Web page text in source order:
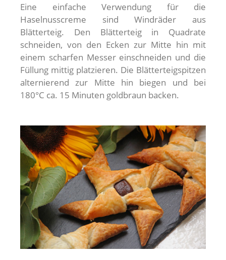
Eine einfache Verwendung für die
Haselnusscreme sind Windräder aus
Blätterteig. Den Blätterteig in Quadrate
schneiden, von den Ecken zur Mitte hin mit
einem scharfen Messer einschneiden und die
Füllung mittig platzieren. Die Blätterteigspitzen
alternierend zur Mitte hin biegen und bei
180°C ca. 15 Minuten goldbraun backen.